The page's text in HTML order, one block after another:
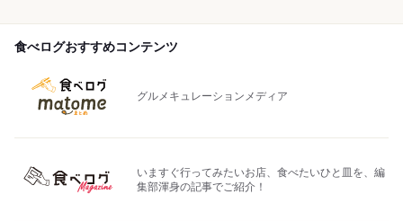
食べログおすすめコンテンツ
グルメキュレーションメディア
いますぐ行ってみたいお店、食べたいひと皿を、編
集部渾身の記事でご紹介！